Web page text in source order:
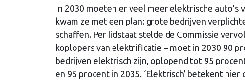
In 2030 moeten er veel meer elektrische auto’s
kwam ze met een plan: grote bedrijven
schaffen. Per lidstaat stelde de Commissie
koplopers van elektrificatie – moet in 2030 90
bedrijven elektrisch zijn, oplopend tot 95
en 95 procent in 2035. ‘Elektrisch’ betekent